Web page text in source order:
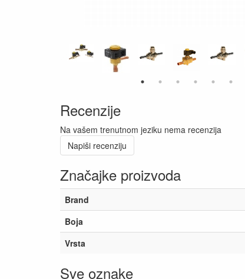
Recenzije
Na vašem trenutnom jeziku nema recenzija
Napiši recenziju
Značajke proizvoda
Brand
Boja
Vrsta
Sve oznake